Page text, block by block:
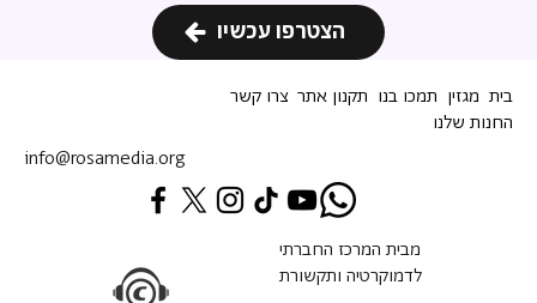
הצטרפו עכשיו
info@rosamedia.org
בית מגזין תמכו בנו תקנון אתר צרו קשר
החנות שלנו
מבית המרכז החברתי
לדמוקרטיה ותקשורת